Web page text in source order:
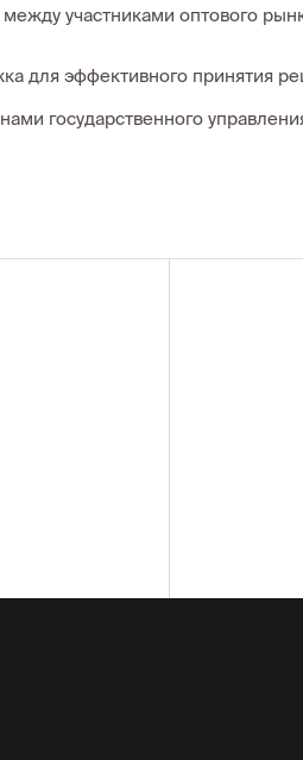
участниками оптового
для эффективного принятия
государственного